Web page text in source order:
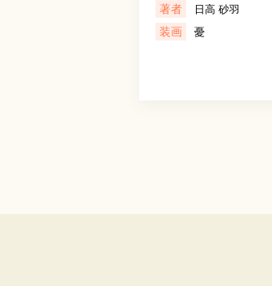
著者 日高 砂羽
装画 憂